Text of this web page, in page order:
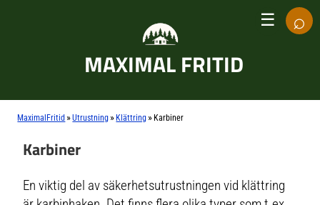
MAXIMAL FRITID
☰ ⌕
MaximalFritid »Utrustning » Klättring » Karbiner
Karbiner
En viktig del av säkerhetsutrustningen vid klättring